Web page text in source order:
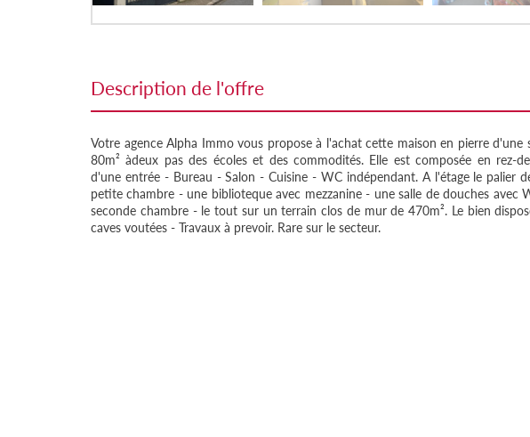
description de l'offre
Votre agence Alpha Immo vous propose à l'achat cette maison en pierre d'une
80m² àdeux pas des écoles et des commodités. Elle est composée en rez-
d'une entrée - Bureau - Salon - Cuisine - WC indépendant. A l'étage le palier
petite chambre - une biblioteque avec mezzanine - une salle de douches avec
seconde chambre - le tout sur un terrain clos de mur de 470m². Le bien
caves voutées - Travaux à prevoir. Rare sur le secteur.